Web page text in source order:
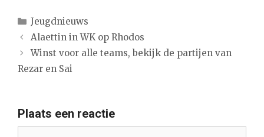
Categorieën
Jeugdnieuws
Alaettin in WK op Rhodos
Winst voor alle teams, bekijk de partijen van
Rezar en Sai
Plaats een reactie